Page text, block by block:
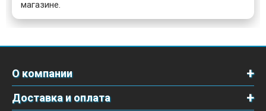
магазине.
О компании
Доставка и оплата